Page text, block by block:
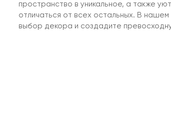
пространство в уникальное, а также
отличаться от всех остальных. В
выбор декора и создадите